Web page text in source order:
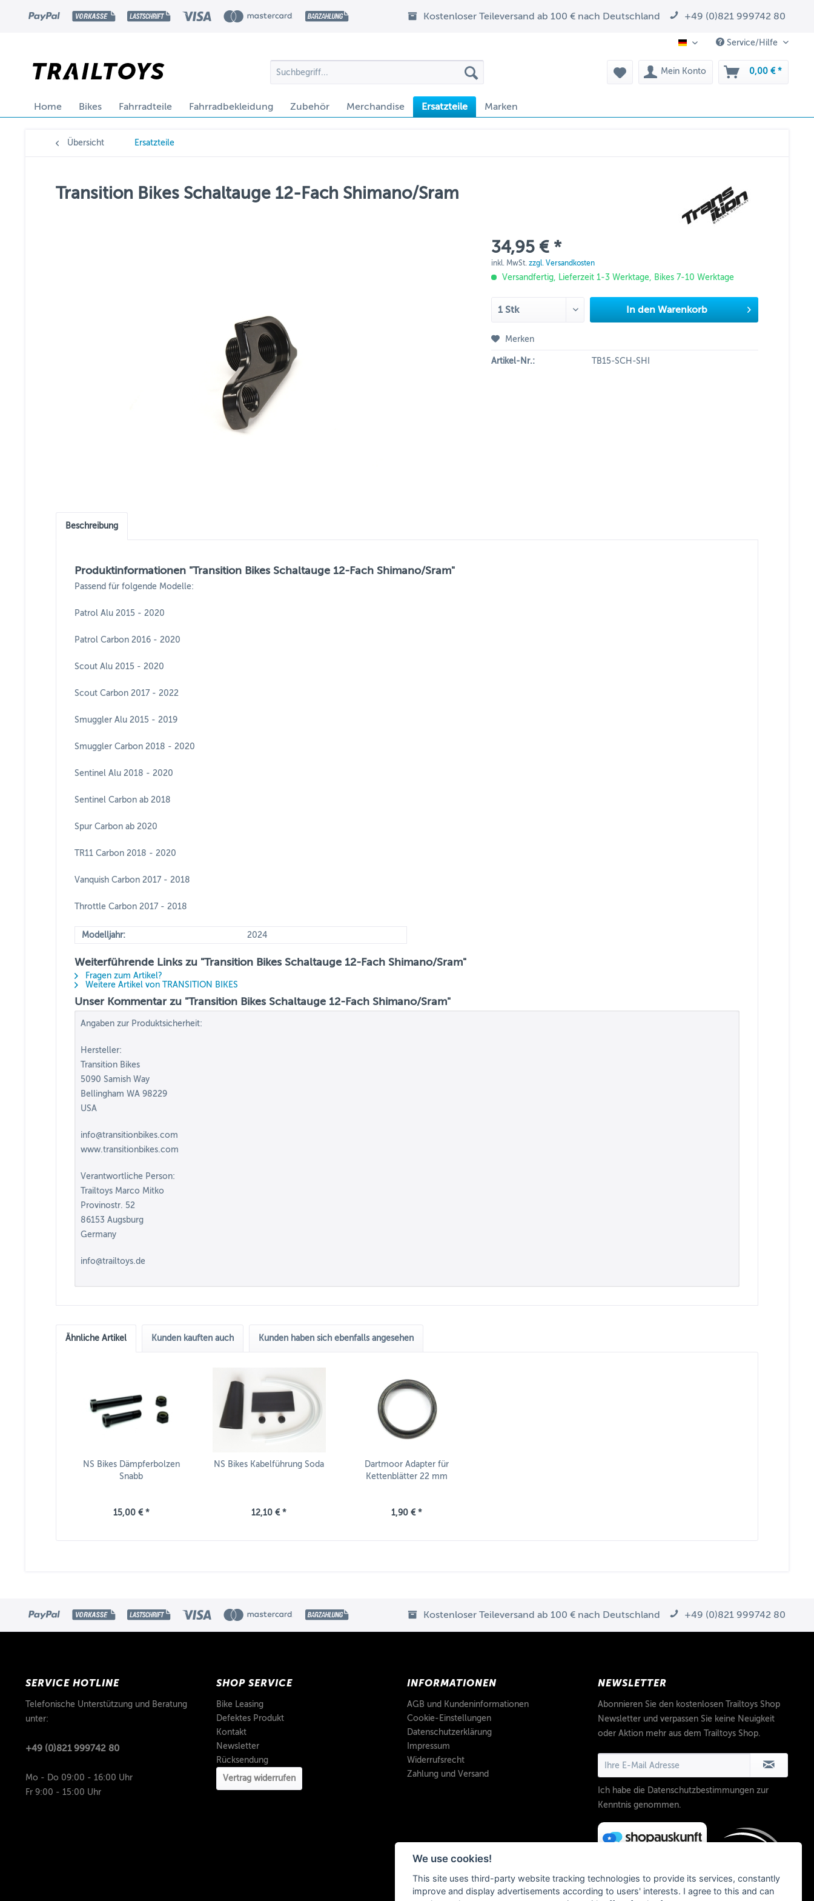
Kostenloser Teileversand ab 100 € nach Deutschland +49 (0)821 999742 80
DE Service/Hilfe
Mein Konto 0,00 € *
Home Bikes Fahrradteile Fahrradbekleidung Zubehör Merchandise Ersatzteile Marken
Übersicht Ersatzteile
Transition Bikes Schaltauge 12-Fach Shimano/Sram
34,95 € *
inkl. MwSt.zzgl. Versandkosten
Versandfertig, Lieferzeit 1-3 Werktage, Bikes 7-10 Werktage
In den Warenkorb
Merken
Artikel-Nr.: TB15-SCH-SHI
Beschreibung
Produktinformationen "Transition Bikes Schaltauge 12-Fach Shimano/Sram"
Passend für folgende Modelle:
Patrol Alu 2015 - 2020
Patrol Carbon 2016 - 2020
Scout Alu 2015 - 2020
Scout Carbon 2017 - 2022
Smuggler Alu 2015 - 2019
Smuggler Carbon 2018 - 2020
Sentinel Alu 2018 - 2020
Sentinel Carbon ab 2018
Spur Carbon ab 2020
TR11 Carbon 2018 - 2020
Vanquish Carbon 2017 - 2018
Throttle Carbon 2017 - 2018
Modelljahr: 2024
Weiterführende Links zu "Transition Bikes Schaltauge 12-Fach Shimano/Sram"
Fragen zum Artikel?
Weitere Artikel von TRANSITION BIKES
Unser Kommentar zu "Transition Bikes Schaltauge 12-Fach Shimano/Sram"
Angaben zur Produktsicherheit:
Hersteller:
Transition Bikes
5090 Samish Way
Bellingham WA 98229
USA
info@transitionbikes.com
www.transitionbikes.com
Verantwortliche Person:
Trailtoys Marco Mitko
Provinostr. 52
86153 Augsburg
Germany
info@trailtoys.de
Ähnliche Artikel Kunden kauften auch Kunden haben sich ebenfalls angesehen
NS Bikes Dämpferbolzen
Snabb
15,00 € *
NS Bikes Kabelführung Soda
12,10 € *
Dartmoor Adapter für
Kettenblätter 22 mm
1,90 € *
Kostenloser Teileversand ab 100 € nach Deutschland +49 (0)821 999742 80
SERVICE HOTLINE
Telefonische Unterstützung und Beratung
unter:
+49 (0)821 999742 80
Mo - Do 09:00 - 16:00 Uhr
Fr 9:00 - 15:00 Uhr
SHOP SERVICE
Bike Leasing
Defektes Produkt
Kontakt
Newsletter
Rücksendung
Vertrag widerrufen
INFORMATIONEN
AGB und Kundeninformationen
Cookie-Einstellungen
Datenschutzerklärung
Impressum
Widerrufsrecht
Zahlung und Versand
NEWSLETTER
Abonnieren Sie den kostenlosen Trailtoys Shop
Newsletter und verpassen Sie keine Neuigkeit
oder Aktion mehr aus dem Trailtoys Shop.
Ich habe die Datenschutzbestimmungen zur
Kenntnis genommen.
We use cookies!
This site uses third-party website tracking technologies to provide its services, constantly
improve and display advertisements according to users' interests. I agree to this and can